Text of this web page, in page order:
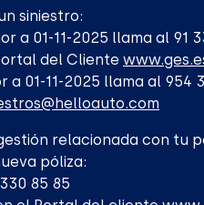
siniestro:
a 01-11-2025 llama al 91
del Cliente
a 01-11-2025 llama al 954
relacionada con tu
póliza:
85 85